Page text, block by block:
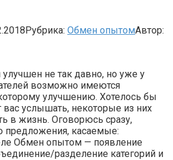
Рубрика: Обмен опытомАвтор:
не так давно, но уже у
возможно имеются
улучшению. Хотелось бы
вас услышать, некоторые из них
в жизнь. Оговорюсь сразу,
предложения, касаемые:
Обмен опытом — появление
разделение категорий и